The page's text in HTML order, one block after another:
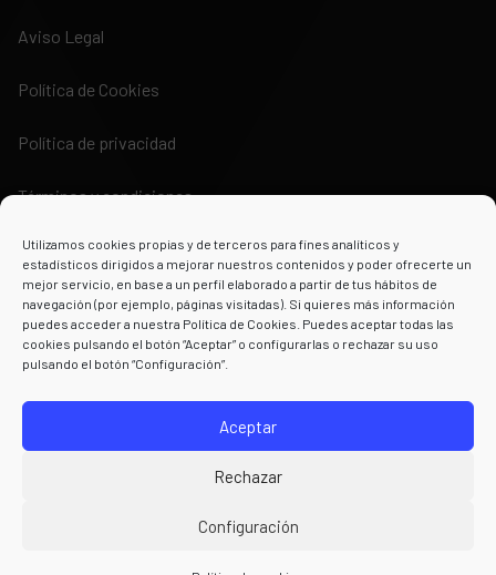
Utilizamos cookies propias y de terceros para fines analíticos y
estadísticos dirigidos a mejorar nuestros contenidos y poder ofrecerte un
mejor servicio, en base a un perfil elaborado a partir de tus hábitos de
navegación (por ejemplo, páginas visitadas). Si quieres más información
puedes acceder a nuestra Política de Cookies. Puedes aceptar todas las
cookies pulsando el botón “Aceptar” o configurarlas o rechazar su uso
pulsando el botón “Configuración”.
Aceptar
Rechazar
Configuración
Aviso Legal
Política de Cookies
Política de privacidad
Términos y condiciones
Powered by